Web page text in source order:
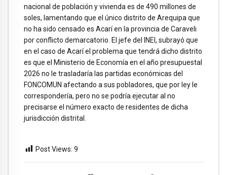
nacional de población y vivienda es de 490 millones de
soles, lamentando que el único distrito de Arequipa que
no ha sido censado es Acarí en la provincia de Caraveli
por conflicto demarcatorio. El jefe del INEI, subrayó que
en el caso de Acarí el problema que tendrá dicho distrito
es que el Ministerio de Economía en el año presupuestal
2026 no le trasladaría las partidas económicas del
FONCOMUN afectando a sus pobladores, que por ley le
correspondería, pero no se podría ejecutar al no
precisarse el número exacto de residentes de dicha
jurisdicción distrital.
Post Views: 9